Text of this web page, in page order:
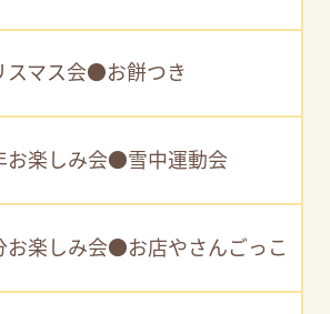
スマス会●お餅つき
お楽しみ会●雪中運動会
お楽しみ会●お店やさんごっこ